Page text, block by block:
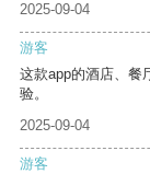
2025-09-04
游客
这款app的酒店、餐
验。
2025-09-04
游客